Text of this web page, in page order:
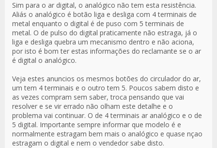
Sim para o ar digital, o analógico não tem esta resistência.
Aliás o analógico é botão liga e desliga com 4 terminais de
metal enquanto o digital é de puso com 5 terminais de
metal. O de pulso do digital praticamente não estraga, já o
liga e desliga quebra um mecanismo dentro e não aciona,
por isto é bom ter estas informações do reclamante se o ar
é digital o analógico.
Veja estes anuncios os mesmos botões do circulador do ar,
um tem 4 terminais e o outro tem 5. Poucos sabem disto e
as vezes compram sem saber, troca pensando que vai
resolver e se vir errado não olham este detalhe e o
problema vai continuar. O de 4 terminais ar analógico e o de
5 digital. Importante sempre informar que modelo é e
normalmente estragam bem mais o analógico e quase nçao
estragam o digital e nem o vendedor sabe disto.